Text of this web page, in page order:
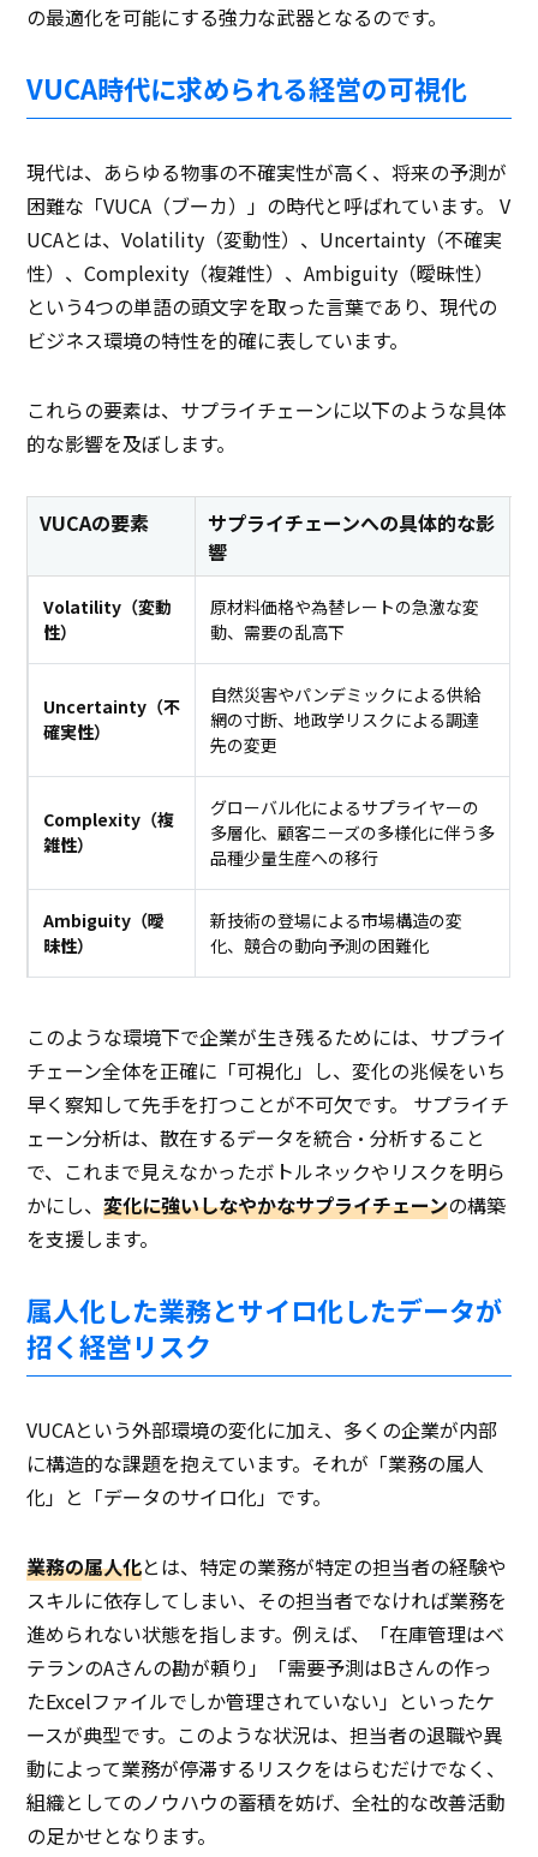
の最適化を可能にする強力な武器となるのです。
VUCA時代に求められる経営の可視化
現代は、あらゆる物事の不確実性が高く、将来の予測が
困難な「VUCA（ブーカ）」の時代と呼ばれています。 V
UCAとは、Volatility（変動性）、Uncertainty（不確実
性）、Complexity（複雑性）、Ambiguity（曖昧性）
という4つの単語の頭文字を取った言葉であり、現代の
ビジネス環境の特性を的確に表しています。
これらの要素は、サプライチェーンに以下のような具体
的な影響を及ぼします。
VUCAの要素
サプライチェーンへの具体的な影
響
Volatility（変動
性）
原材料価格や為替レートの急激な変
動、需要の乱高下
Uncertainty（不
確実性）
自然災害やパンデミックによる供給
網の寸断、地政学リスクによる調達
先の変更
Complexity（複
雑性）
グローバル化によるサプライヤーの
多層化、顧客ニーズの多様化に伴う多
品種少量生産への移行
Ambiguity（曖
昧性）
新技術の登場による市場構造の変
化、競合の動向予測の困難化
このような環境下で企業が生き残るためには、サプライ
チェーン全体を正確に「可視化」し、変化の兆候をいち
早く察知して先手を打つことが不可欠です。 サプライチ
ェーン分析は、散在するデータを統合・分析すること
で、これまで見えなかったボトルネックやリスクを明ら
かにし、変化に強いしなやかなサプライチェーンの構築
を支援します。
属人化した業務とサイロ化したデータが
招く経営リスク
VUCAという外部環境の変化に加え、多くの企業が内部
に構造的な課題を抱えています。それが「業務の属人
化」と「データのサイロ化」です。
業務の属人化とは、特定の業務が特定の担当者の経験や
スキルに依存してしまい、その担当者でなければ業務を
進められない状態を指します。例えば、「在庫管理はベ
テランのAさんの勘が頼り」「需要予測はBさんの作っ
たExcelファイルでしか管理されていない」といったケ
ースが典型です。このような状況は、担当者の退職や異
動によって業務が停滞するリスクをはらむだけでなく、
組織としてのノウハウの蓄積を妨げ、全社的な改善活動
の足かせとなります。